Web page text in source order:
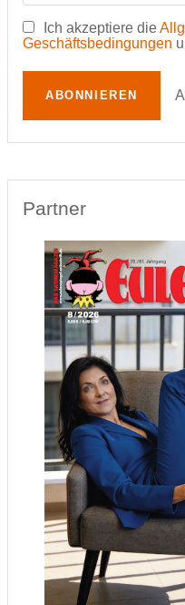
Ich akzeptiere die
Geschäftsbedingungen
ABONNIEREN
Partner